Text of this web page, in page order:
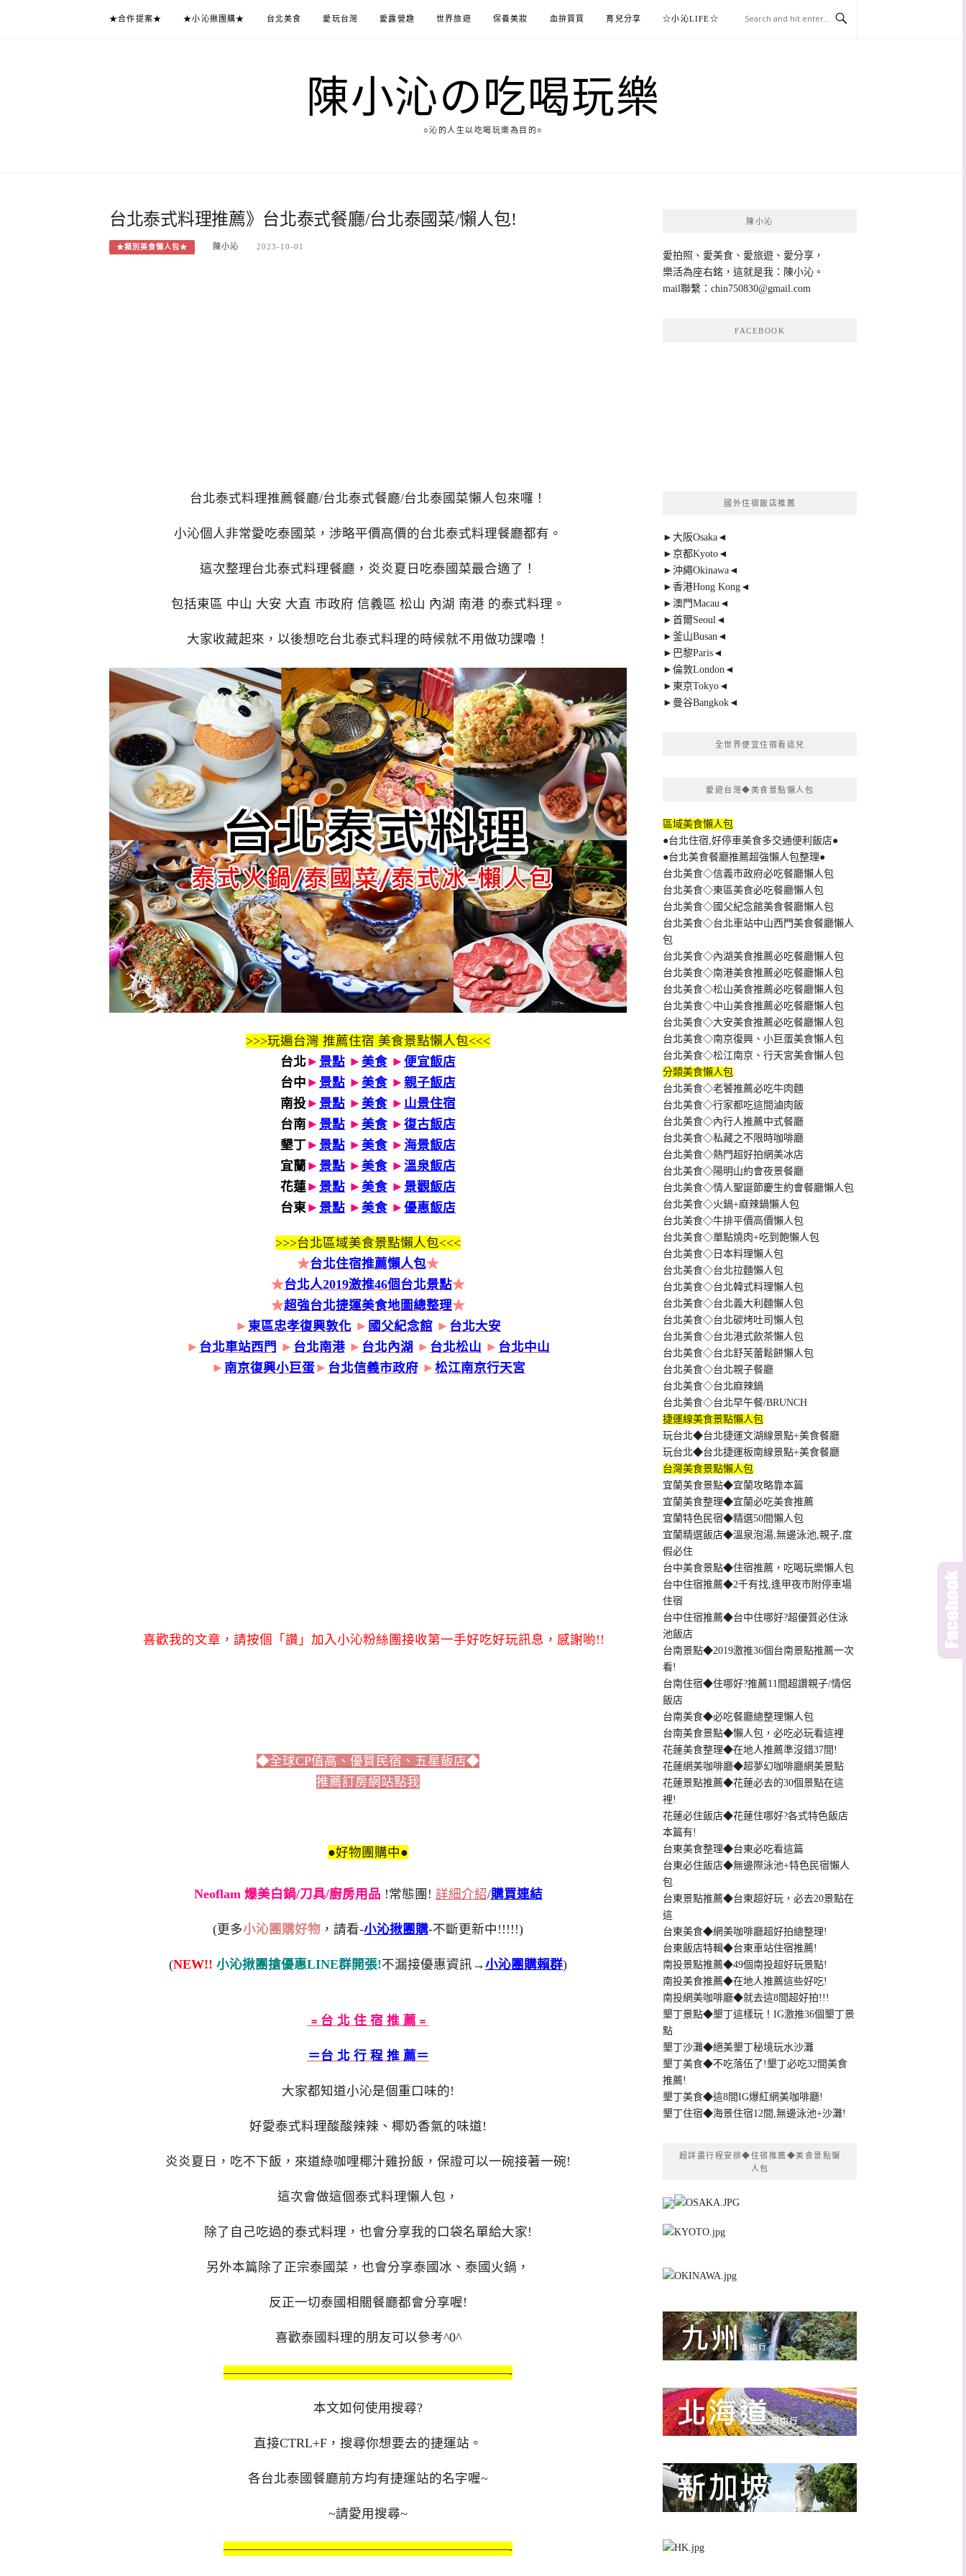
★合作提案★ ★小沁揪團購★ 台北美食 愛玩台灣 愛露營趣 世界旅遊 保養美妝 血拚買買 育兒分享 ☆小沁LIFE☆
陳小沁の吃喝玩樂
○沁的人生以吃喝玩樂為目的○
台北泰式料理推薦》台北泰式餐廳/台北泰國菜/懶人包!
★類別美食懶人包★ 陳小沁 2023-10-01
台北泰式料理推薦餐廳/台北泰式餐廳/台北泰國菜懶人包來囉！
小沁個人非常愛吃泰國菜，涉略平價高價的台北泰式料理餐廳都有。
這次整理台北泰式料理餐廳，炎炎夏日吃泰國菜最合適了！
包括東區 中山 大安 大直 市政府 信義區 松山 內湖 南港 的泰式料理。
大家收藏起來，以後想吃台北泰式料理的時候就不用做功課嚕！
>>>玩遍台灣 推薦住宿 美食景點懶人包<<<
台北► 景點 ► 美食 ► 便宜飯店
台中 ► 景點 ► 美食 ► 親子飯店
南投► 景點 ► 美食 ► 山景住宿
台南► 景點 ► 美食 ► 復古飯店
墾丁► 景點 ► 美食 ► 海景飯店
宜蘭 ► 景點 ► 美食 ► 溫泉飯店
花蓮► 景點 ► 美食 ► 景觀飯店
台東► 景點 ► 美食 ► 優惠飯店
>>>台北區域美食景點懶人包<<<
★台北住宿推薦懶人包★
★台北人2019激推46個台北景點★
★超強台北捷運美食地圖總整理★
► 東區忠孝復興敦化 ► 國父紀念館 ► 台北大安
► 台北車站西門 ► 台北南港 ► 台北內湖 ► 台北松山 ► 台北中山
► 南京復興小巨蛋► 台北信義市政府► 松江南京行天宮
喜歡我的文章，請按個「讚」加入小沁粉絲團接收第一手好吃好玩訊息，感謝喲!!
◆全球CP值高、優質民宿、五星飯店◆
推薦訂房網站點我
●好物團購中●
Neoflam 爆美白鍋/刀具/廚房用品 !常態團! 詳細介紹/購買連結
(更多小沁團購好物 ，請看-小沁揪團購-不斷更新中!!!!!)
(NEW!! 小沁揪團搶優惠LINE群開張!不漏接優惠資訊→小沁團購賴群)
﹦台 北 住 宿 推 薦﹦
＝台 北 行 程 推 薦＝
大家都知道小沁是個重口味的!
好愛泰式料理酸酸辣辣、椰奶香氣的味道!
炎炎夏日，吃不下飯，來道綠咖哩椰汁雞扮飯，保證可以一碗接著一碗!
這次會做這個泰式料理懶人包，
除了自己吃過的泰式料理，也會分享我的口袋名單給大家!
另外本篇除了正宗泰國菜，也會分享泰國冰、泰國火鍋，
反正一切泰國相關餐廳都會分享喔!
喜歡泰國料理的朋友可以參考^0^
——————————————————————-
本文如何使用搜尋?
直接CTRL+F，搜尋你想要去的捷運站。
各台北泰國餐廳前方均有捷運站的名字喔~
~請愛用搜尋~
——————————————————————-
陳小沁
愛拍照、愛美食、愛旅遊、愛分享，
樂活為座右銘，這就是我：陳小沁。
mail聯繫： chin750830@gmail.com
FACEBOOK
國外住宿飯店推薦
►大阪Osaka◄
►京都Kyoto◄
►沖繩Okinawa◄
►香港Hong Kong◄
►澳門Macau◄
►首爾Seoul◄
►釜山Busan◄
►巴黎Paris◄
►倫敦London◄
►東京Tokyo◄
►曼谷Bangkok◄
全世界便宜住宿看這兒
愛遊台灣◆美食景點懶人包
區域美食懶人包
●台北住宿,好停車美食多交通便利飯店●
●台北美食餐廳推薦超強懶人包整理●
台北美食◇信義市政府必吃餐廳懶人包
台北美食◇東區美食必吃餐廳懶人包
台北美食◇國父紀念館美食餐廳懶人包
台北美食◇台北車站中山西門美食餐廳懶人
包
台北美食◇內湖美食推薦必吃餐廳懶人包
台北美食◇南港美食推薦必吃餐廳懶人包
台北美食◇松山美食推薦必吃餐廳懶人包
台北美食◇中山美食推薦必吃餐廳懶人包
台北美食◇大安美食推薦必吃餐廳懶人包
台北美食◇南京復興、小巨蛋美食懶人包
台北美食◇松江南京、行天宮美食懶人包
分類美食懶人包
台北美食◇老饕推薦必吃牛肉麵
台北美食◇行家都吃這間滷肉飯
台北美食◇內行人推薦中式餐廳
台北美食◇私藏之不限時咖啡廳
台北美食◇熱門超好拍網美冰店
台北美食◇陽明山約會夜景餐廳
台北美食◇情人聖誕節慶生約會餐廳懶人包
台北美食◇火鍋+麻辣鍋懶人包
台北美食◇牛排平價高價懶人包
台北美食◇單點燒肉+吃到飽懶人包
台北美食◇日本料理懶人包
台北美食◇台北拉麵懶人包
台北美食◇台北韓式料理懶人包
台北美食◇台北義大利麵懶人包
台北美食◇台北碳烤吐司懶人包
台北美食◇台北港式飲茶懶人包
台北美食◇台北舒芙蕾鬆餅懶人包
台北美食◇台北親子餐廳
台北美食◇台北麻辣鍋
台北美食◇台北早午餐/BRUNCH
捷運線美食景點懶人包
玩台北◆台北捷運文湖線景點+美食餐廳
玩台北◆台北捷運板南線景點+美食餐廳
台灣美食景點懶人包
宜蘭美食景點◆宜蘭攻略靠本篇
宜蘭美食整理◆宜蘭必吃美食推薦
宜蘭特色民宿◆精選50間懶人包
宜蘭精選飯店◆溫泉泡湯,無邊泳池,親子,度
假必住
台中美食景點◆住宿推薦，吃喝玩樂懶人包
台中住宿推薦◆2千有找,逢甲夜市附停車場
住宿
台中住宿推薦◆台中住哪好?超優質必住泳
池飯店
台南景點◆2019激推36個台南景點推薦一次
看!
台南住宿◆住哪好?推薦11間超讚親子/情侶
飯店
台南美食◆必吃餐廳總整理懶人包
台南美食景點◆懶人包，必吃必玩看這裡
花蓮美食整理◆在地人推薦準沒錯37間!
花蓮網美咖啡廳◆超夢幻咖啡廳網美景點
花蓮景點推薦◆花蓮必去的30個景點在這
裡!
花蓮必住飯店◆花蓮住哪好?各式特色飯店
本篇有!
台東美食整理◆台東必吃看這篇
台東必住飯店◆無邊際泳池+特色民宿懶人
包
台東景點推薦◆台東超好玩，必去20景點在
這
台東美食◆網美咖啡廳超好拍總整理!
台東飯店特輯◆台東車站住宿推薦!
南投景點推薦◆49個南投超好玩景點!
南投美食推薦◆在地人推薦這些好吃!
南投網美咖啡廳◆就去這8間超好拍!!!
墾丁景點◆墾丁這樣玩！IG激推36個墾丁景
點
墾丁沙灘◆絕美墾丁秘境玩水沙灘
墾丁美食◆不吃落伍了!墾丁必吃32間美食
推薦!
墾丁美食◆這8間IG爆紅網美咖啡廳!
墾丁住宿◆海景住宿12間,無邊泳池+沙灘!
超詳盡行程安排◆住宿推薦◆美食景點懶
人包